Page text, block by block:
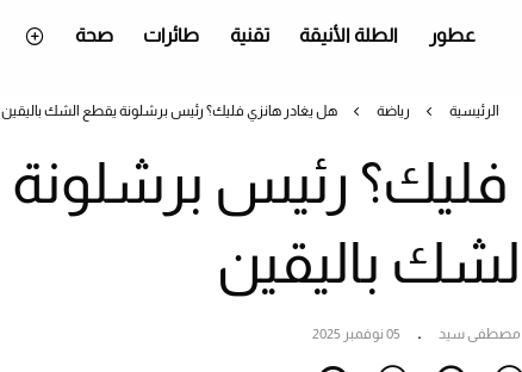
عطور الطلة الأنيقة تقنية طائرات صحة
الرئيسية رياضة هل يغادر هانزي فليك؟ رئيس برشلونة يقطع الشك باليقين
فليك؟ رئيس برشلونة
باليقين
مصطفى سيد 05 نوفمبر 2025